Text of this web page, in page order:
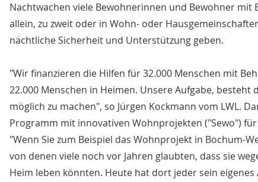
Nachtwachen viele Bewohnerinnen und Bewohner
allein, zu zweit oder in Wohn- oder
nächtliche Sicherheit und Unterstützung geben.
"Wir finanzieren die Hilfen für 32.000 Menschen mit
22.000 Menschen in Heimen. Unsere Aufgabe,
möglich zu machen", so Jürgen Kockmann vom LWL.
Programm mit innovativen Wohnprojekten ("Sewo")
"Wenn Sie zum Beispiel das Wohnprojekt in Bochum-
von denen viele noch vor Jahren glaubten, dass sie
Heim leben könnten. Heute hat dort jeder sein